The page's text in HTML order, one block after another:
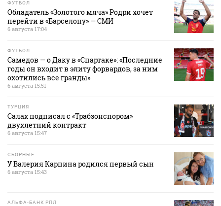
ФУТБОЛ
Обладатель «Золотого мяча» Родри хочет
перейти в «Барселону» — СМИ
6 августа 17:04
ФУТБОЛ
Самедов — о Даку в «Спартаке»: «Последние
годы он входит в элиту форвардов, за ним
охотились все гранды»
6 августа 15:51
ТУРЦИЯ
Салах подписал с «Трабзонспором»
двухлетний контракт
6 августа 15:47
СБОРНЫЕ
У Валерия Карпина родился первый сын
6 августа 15:43
АЛЬФА-БАНК РПЛ